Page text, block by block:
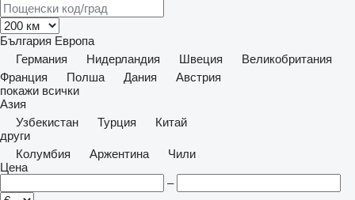
България Европа
Германия
Нидерландия Швеция
Великобритания
Франция
Полша Дания
Австрия
покажи всички
Азия
Узбекистан
Турция
Китай
други
Колумбия
Аржентина
Чили
Цена
–